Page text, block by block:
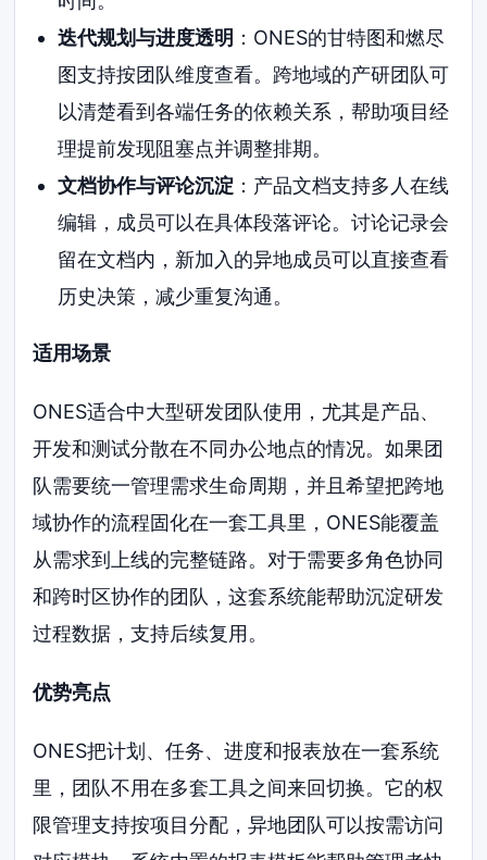
迭代规划与进度透明 ：ONES的甘特图和燃尽
图支持按团队维度查看。跨地域的产研团队可
以清楚看到各端任务的依赖关系，帮助项目经
理提前发现阻塞点并调整排期。
文档协作与评论沉淀：产品文档支持多人在线
编辑，成员可以在具体段落评论。讨论记录会
留在文档内，新加入的异地成员可以直接查看
历史决策，减少重复沟通。
适用场景
ONES适合中大型研发团队使用，尤其是产品、
开发和测试分散在不同办公地点的情况。如果团
队需要统一管理需求生命周期，并且希望把跨地
域协作的流程固化在一套工具里，ONES能覆盖
从需求到上线的完整链路。对于需要多角色协同
和跨时区协作的团队，这套系统能帮助沉淀研发
过程数据，支持后续复用。
优势亮点
ONES把计划、任务、进度和报表放在一套系统
里，团队不用在多套工具之间来回切换。它的权
限管理支持按项目分配，异地团队可以按需访问